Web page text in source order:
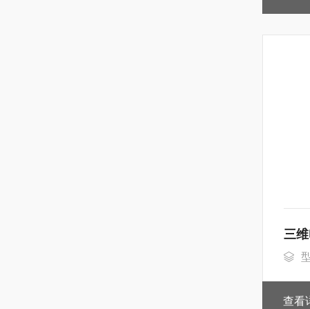
三
查看